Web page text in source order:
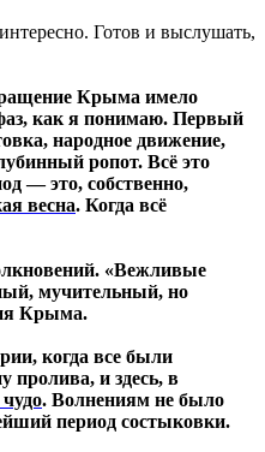
Готов и выслушать,
Крыма имело
как я понимаю. Первый
народное движение,
ропот. Всё это
— это, собственно,
весна. Когда всё
«Вежливые
мучительный, но
Крыма.
когда все были
пролива, и здесь, в
. Волнениям не было
период состыковки.